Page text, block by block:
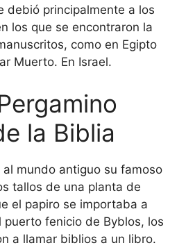
debió principalmente a los
los que se encontraron la
como en Egipto
Muerto. En Israel.
la Biblia
al mundo antiguo su famoso
tallos de una planta de
el papiro se importaba a
puerto fenicio de Byblos, los
a llamar biblios a un libro.